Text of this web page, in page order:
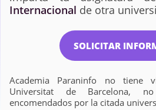
Internacional de otra
SOLICITAR
Academia Paraninfo no tiene
Universitat de Barcelona,
encomendados por la citada